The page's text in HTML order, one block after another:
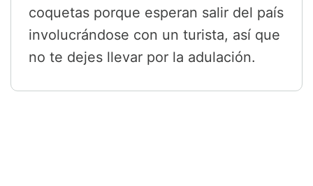
coquetas porque esperan salir del país
involucrándose con un turista, así que
no te dejes llevar por la adulación.